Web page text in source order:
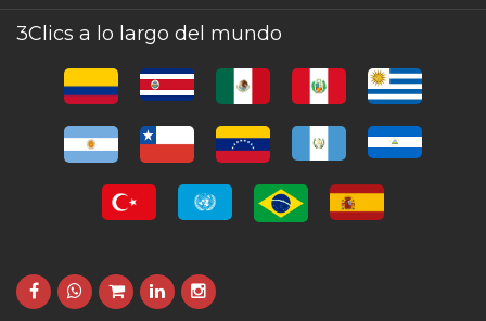
3Clics a lo largo del mundo